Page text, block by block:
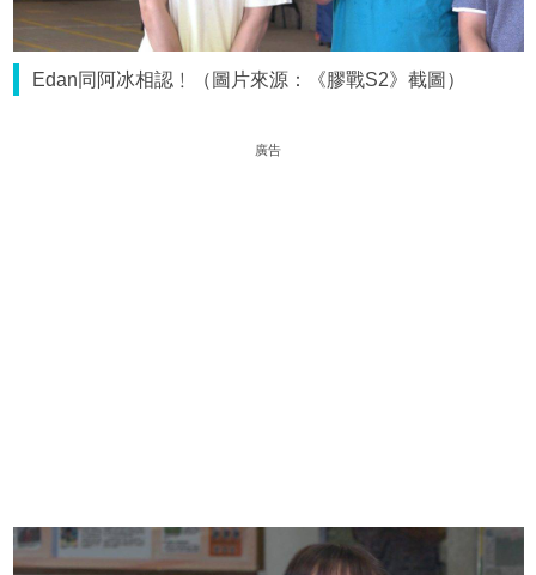
Edan同阿冰相認﹗（圖片來源：《膠戰S2》截圖）
廣告